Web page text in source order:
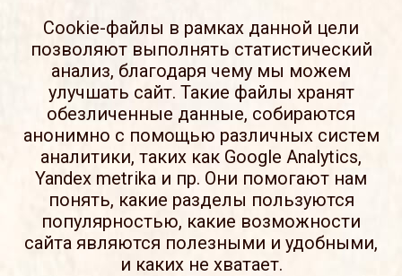
Cookie-файлы в рамках данной цели
позволяют выполнять статистический
анализ, благодаря чему мы можем
улучшать сайт. Такие файлы хранят
обезличенные данные, собираются
анонимно с помощью различных систем
аналитики, таких как Google Analytics,
Yandex metrika и пр. Они помогают нам
понять, какие разделы пользуются
популярностью, какие возможности
сайта являются полезными и удобными,
и каких не хватает.